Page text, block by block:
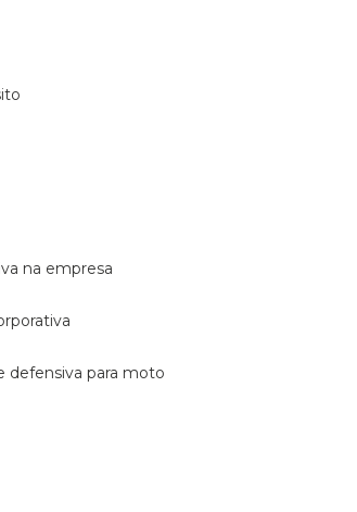
na empresa
defensiva para moto